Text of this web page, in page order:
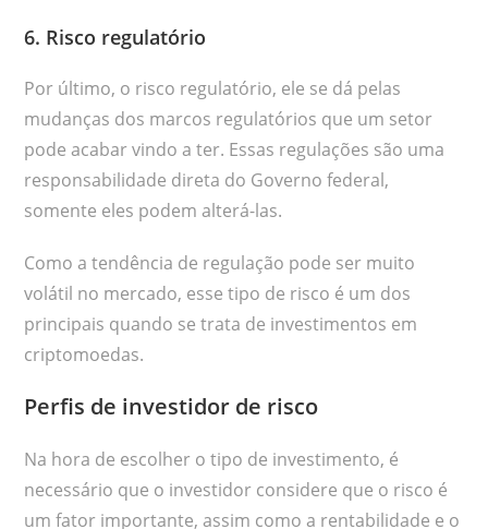
6. Risco regulatório
Por último, o risco regulatório, ele se dá pelas
mudanças dos marcos regulatórios que um setor
pode acabar vindo a ter. Essas regulações são uma
responsabilidade direta do Governo federal,
somente eles podem alterá-las.
Como a tendência de regulação pode ser muito
volátil no mercado, esse tipo de risco é um dos
principais quando se trata de investimentos em
criptomoedas.
Perfis de investidor de risco
Na hora de escolher o tipo de investimento, é
necessário que o investidor considere que o risco é
um fator importante, assim como a rentabilidade e o